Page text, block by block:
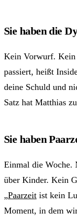
Sie haben die
Kein Vorwurf. Kein
passiert, heißt
deine Schuld und
Satz hat Matthias
Sie haben
Einmal die Woche.
über Kinder. Kein
„Paarzeit ist kein
Moment, in dem